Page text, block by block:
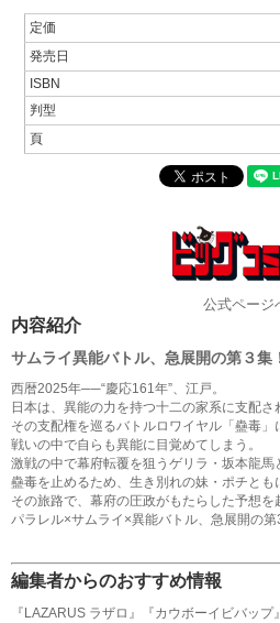
定価
発売日
ISBN
判型
頁
公式ページ
内容紹介
サムライ異能バトル、急展開の第３集
西暦2025年──“慶応161年”、江戸。
日本は、異能の力を持つ十二の家系に支
その支配権を巡るバトルロワイヤル「蠱毒」
戦いの中で自らも異能に目覚めてしまう。
激戦の中で幕府転覆を狙うゲリラ・坂本龍馬
蠱毒を止めるため、生き別れの妹・ポチとも
その旅路で、幕府の圧政がもたらした予想
パラレル×サムライ×異能バトル、急展開の
編集者からのおすすめ情報
『LAZARUS ラザロ』『カウボーイビバッ